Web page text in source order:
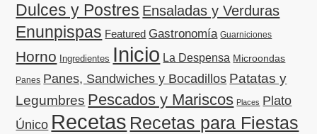
Dulces y Postres Ensaladas y Verduras
Enunpispas Featured Gastronomía Guarniciones
Horno Ingredientes Inicio La Despensa Microondas
Panes Panes, Sandwiches y Bocadillos Patatas y
Legumbres Pescados y Mariscos Places Plato
Único Recetas Recetas para Fiestas